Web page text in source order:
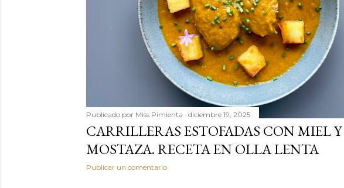
Publicado por Miss Pimienta diciembre 19, 2025
CARRILLERAS ESTOFADAS CON MIEL Y
MOSTAZA. RECETA EN OLLA LENTA
Publicar un comentario